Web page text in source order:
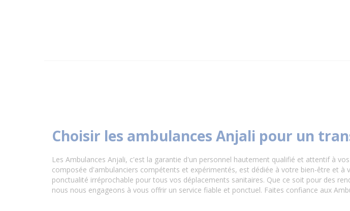
Choisir les ambulances Anjali pour un
Les Ambulances Anjali, c'est la garantie d'un personnel hautement qualifié et attentif à
composée d'ambulanciers compétents et expérimentés, est dédiée à votre bien-être et
ponctualité irréprochable pour tous vos déplacements sanitaires. Que ce soit pour des
nous nous engageons à vous offrir un service fiable et ponctuel. Faites confiance aux